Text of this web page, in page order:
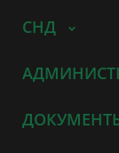
СНД